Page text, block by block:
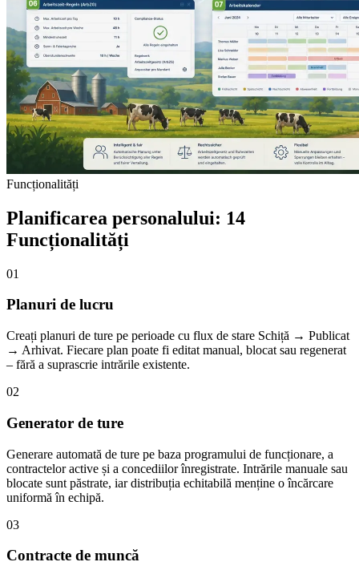
Funcționalități
Planificarea personalului: 14
Funcționalități
01
Planuri de lucru
Creați planuri de ture pe perioade cu flux de stare Schiță → Publicat
→ Arhivat. Fiecare plan poate fi editat manual, blocat sau regenerat
– fără a suprascrie intrările existente.
02
Generator de ture
Generare automată de ture pe baza programului de funcționare, a
contractelor active și a concediilor înregistrate. Intrările manuale sau
blocate sunt păstrate, iar distribuția echitabilă menține o încărcare
uniformă în echipă.
03
Contracte de muncă